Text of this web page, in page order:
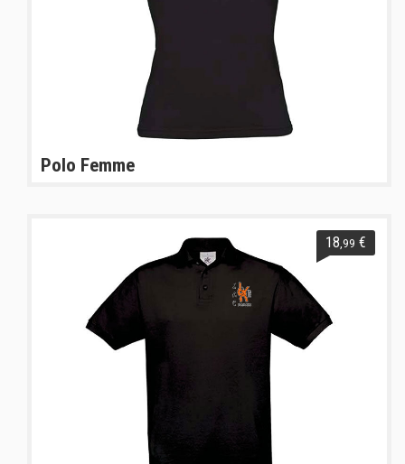
Polo Femme
18 ,99 €